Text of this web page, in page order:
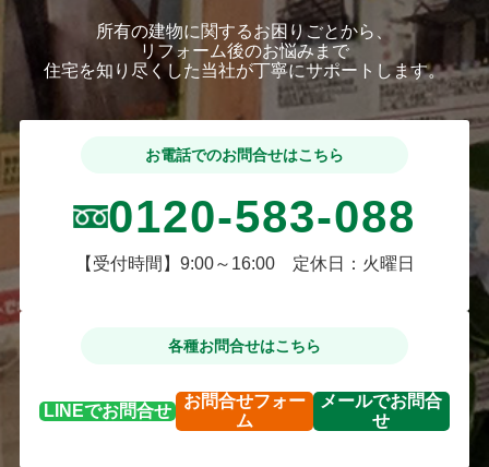
所有の建物に関するお困りごとから、
リフォーム後のお悩みまで
住宅を知り尽くした当社が丁寧にサポートします。
お電話でのお問合せはこちら
0120-583-088
【受付時間】9:00～16:00 定休日：火曜日
各種お問合せはこちら
LINEでお問合せ
お問合せフォー
ム
メールでお問合
せ